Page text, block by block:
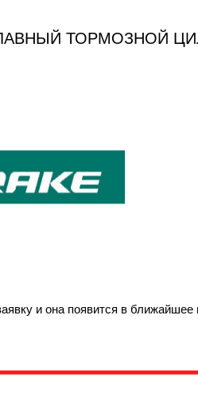
ГЛАВНЫЙ ТОРМОЗНОЙ
и она появится в ближайшее